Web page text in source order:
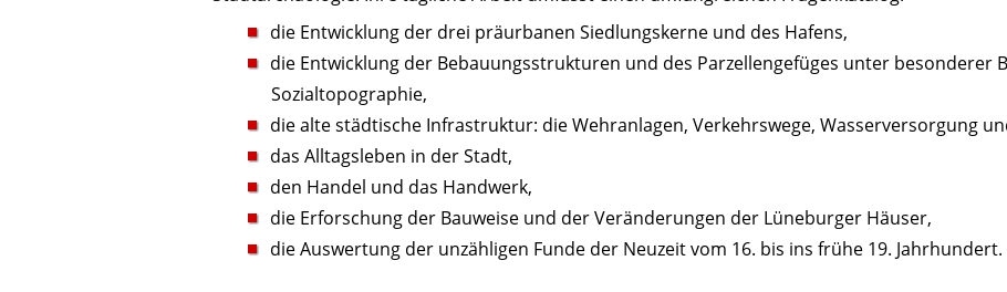
die Entwicklung der drei präurbanen Siedlungskerne und des Hafens,
die Entwicklung der Bebauungsstrukturen und des Parzellengefüges unter besonderer
Sozialtopographie,
die alte städtische Infrastruktur: die Wehranlagen, Verkehrswege, Wasserversorgung
das Alltagsleben in der Stadt,
den Handel und das Handwerk,
die Erforschung der Bauweise und der Veränderungen der Lüneburger Häuser,
die Auswertung der unzähligen Funde der Neuzeit vom 16. bis ins frühe 19. Jahrhundert.